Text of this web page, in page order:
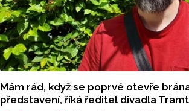
Mám rád, když se poprvé otevře
představení, říká ředitel divadla